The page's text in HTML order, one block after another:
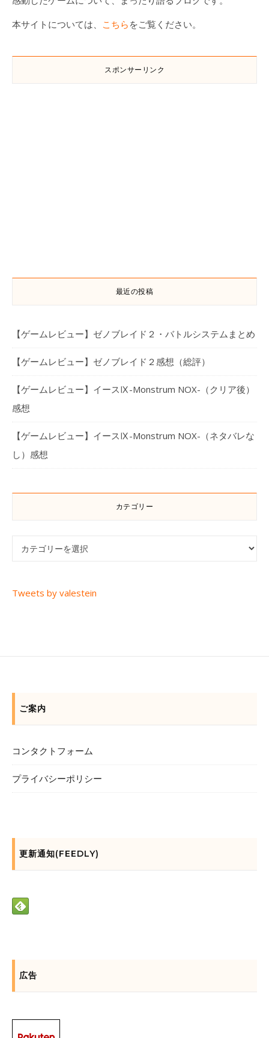
本サイトについては、 こちら をご覧ください。
スポンサーリンク
最近の投稿
【ゲームレビュー】ゼノブレイド２・バトルシステムまとめ
【ゲームレビュー】ゼノブレイド２感想（総評）
【ゲームレビュー】イースⅨ-Monstrum NOX-（クリア後）
感想
【ゲームレビュー】イースⅨ-Monstrum NOX-（ネタバレな
し）感想
カテゴリー
Tweets by valestein
ご案内
コンタクトフォーム
プライバシーポリシー
更新通知(FEEDLY)
広告